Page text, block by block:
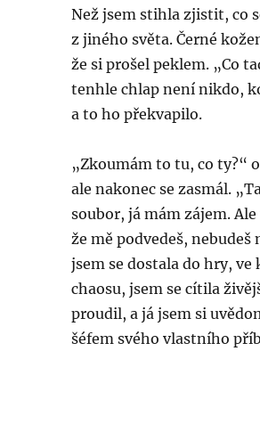
Než jsem stihla zjistit, co
z jiného světa. Černé
že si prošel peklem. „Co
tenhle chlap není nikdo,
a to ho překvapilo.
„Zkoumám to tu, co ty?“
ale nakonec se zasmál.
soubor, já mám zájem.
že mě podvedeš,
jsem se dostala do hry,
chaosu, jsem se cítila
proudil, a já jsem si
šéfem svého vlastního